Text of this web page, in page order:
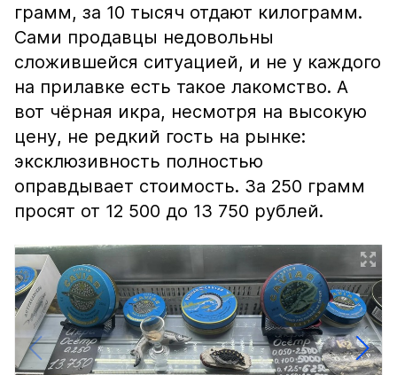
грамм, за 10 тысяч отдают килограмм.
Сами продавцы недовольны
сложившейся ситуацией, и не у каждого
на прилавке есть такое лакомство. А
вот чёрная икра, несмотря на высокую
цену, не редкий гость на рынке:
эксклюзивность полностью
оправдывает стоимость. За 250 грамм
просят от 12 500 до 13 750 рублей.